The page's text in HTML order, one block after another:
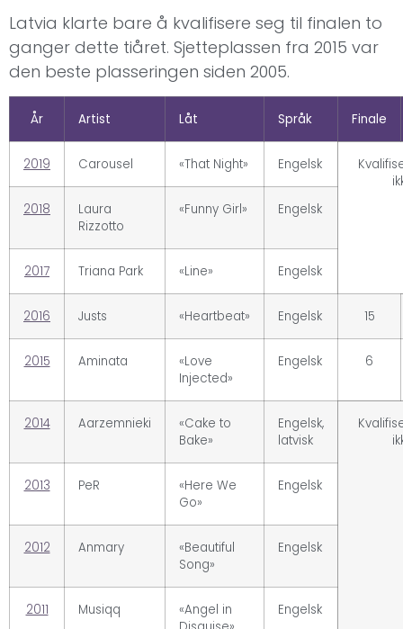
Latvia klarte bare å kvalifisere seg til finalen to
ganger dette tiåret. Sjetteplassen fra 2015 var
den beste plasseringen siden 2005.
År Artist Låt Språk Finale
2019 Carousel «That Night» Engelsk
2018
Laura
Rizzotto
«Funny Girl» Engelsk
2017 Triana Park «Line» Engelsk
2016 Justs «Heartbeat» Engelsk 15
2015 Aminata
«Love
Injected»
Engelsk 6
2014 Aarzemnieki
«Cake to
Bake»
Engelsk,
latvisk
2013 PeR
«Here We
Go»
Engelsk
2012 Anmary
«Beautiful
Song»
Engelsk
2011 Musiqq
«Angel in
Engelsk